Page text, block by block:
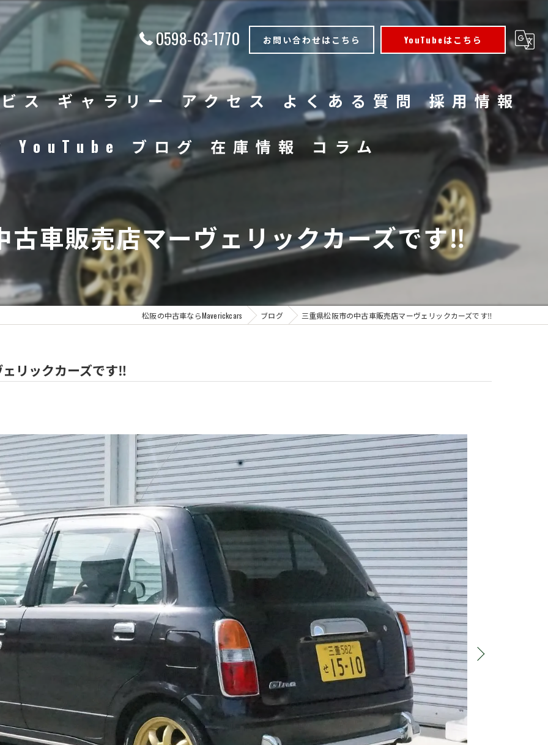
0598-63-1770 お問い合わせはこちら YouTubeはこちら
ス ギャラリー アクセス よくある質問 採用情報
YouTube ブログ 在庫情報 コラム
古車販売店マーヴェリックカーズです‼️
松阪の中古車ならMaverickcars ブログ 三重県松阪市の中古車販売店マーヴェリックカーズです‼️
リックカーズです‼️